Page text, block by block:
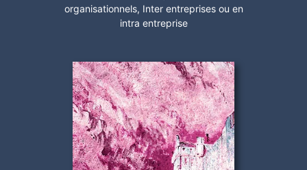
organisationnels, Inter entreprisesou en
intra entreprise